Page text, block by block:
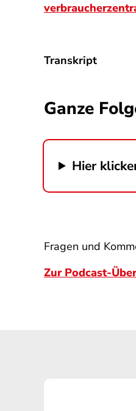
Transkript
Ganze
Hier
Fragen und
Zur Podcast-